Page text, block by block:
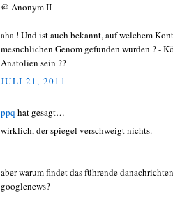
@ Anonym II
aha ! Und ist auch bekannt, auf welchem
mesnchlichen Genom gefunden wurden ? -
Anatolien sein ??
JULI 21, 2011
ppq hat gesagt…
wirklich, der spiegel verschweigt nichts.
aber warum findet das führende
googlenews?